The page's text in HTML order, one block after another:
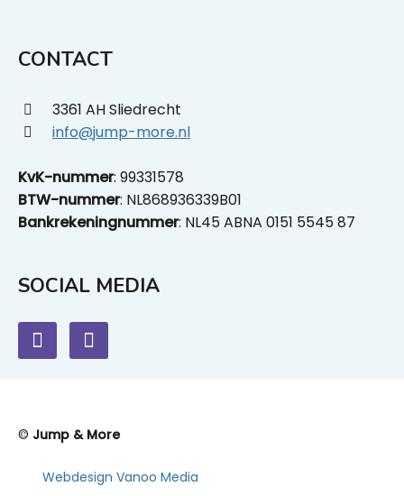
CONTACT
3361 AH Sliedrecht
info@jump-more.nl
KvK-nummer: 99331578
BTW-nummer: NL868936339B01
Bankrekeningnummer: NL45 ABNA 0151 5545 87
SOCIAL MEDIA
© Jump & More
Webdesign Vanoo Media